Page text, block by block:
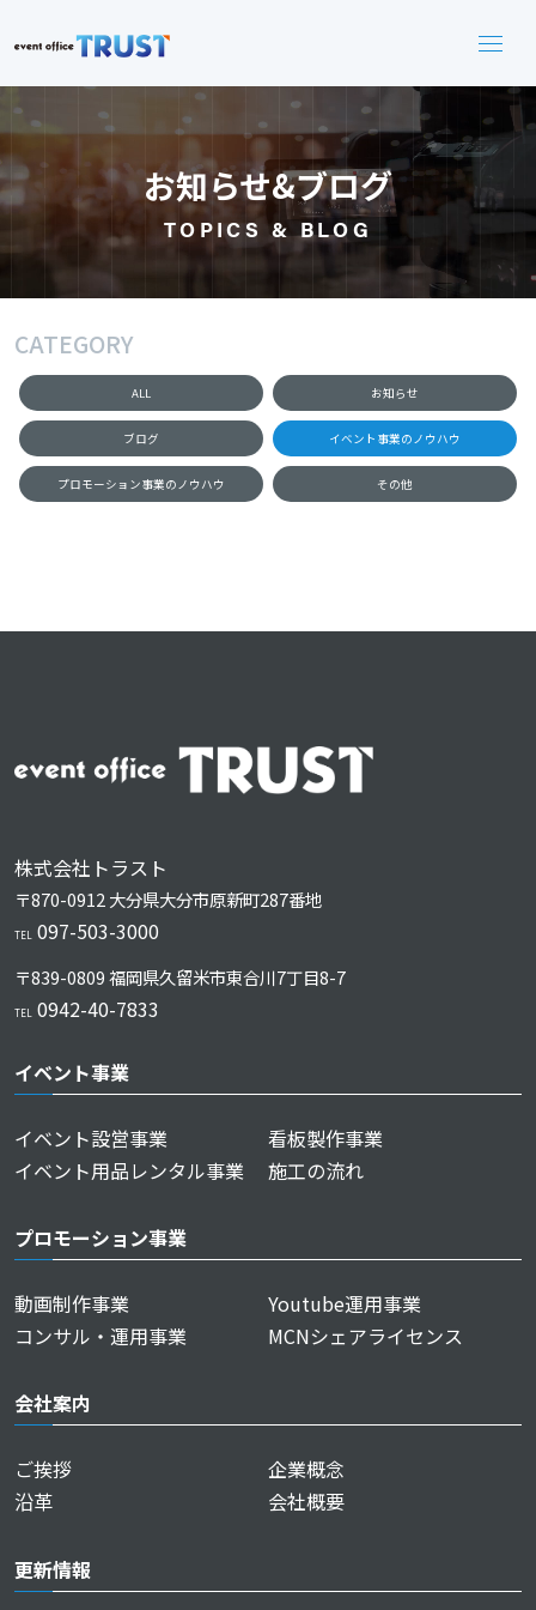
お知らせ&ブログ
TOPICS & BLOG
CATEGORY
ALL お知らせ
ブログ イベント事業のノウハウ
プロモーション事業のノウハウ その他
株式会社トラスト
〒870-0912 大分県大分市原新町287番地
TEL 097-503-3000
〒839-0809 福岡県久留⽶市東合川7丁⽬8-7
TEL 0942-40-7833
イベント事業
イベント設営事業
看板製作事業
イベント用品レンタル事業
施工の流れ
プロモーション事業
動画制作事業
Youtube運用事業
コンサル・運用事業
MCNシェアライセンス
会社案内
ご挨拶
企業概念
沿革
会社概要
更新情報